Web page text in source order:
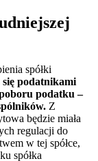
spółki
się podatnikami
podatku –
Z
będzie miała
regulacji do
w tej spółce,
spółka